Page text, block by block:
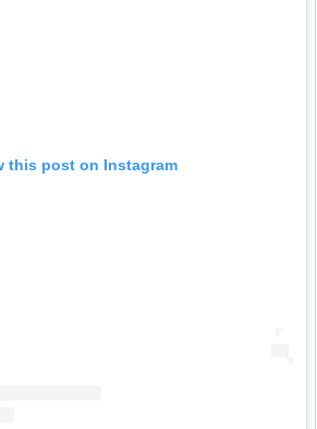
this post on Instagram